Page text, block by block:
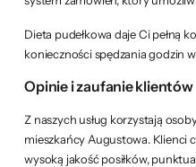
Dieta pudełkowa daje Ci pełną
konieczności spędzania godzin
Opinie i zaufanie
Z naszych usług korzystają
mieszkańcy Augustowa. Klienci
wysoką jakość posiłków,